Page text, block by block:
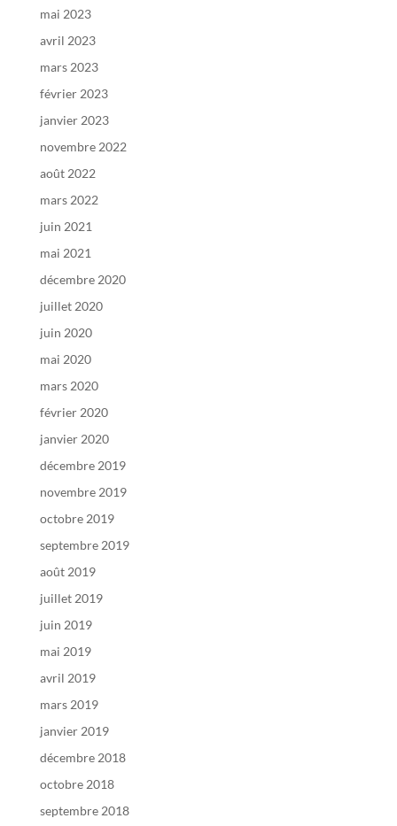
mai 2023
avril 2023
mars 2023
février 2023
janvier 2023
novembre 2022
août 2022
mars 2022
juin 2021
mai 2021
décembre 2020
juillet 2020
juin 2020
mai 2020
mars 2020
février 2020
janvier 2020
décembre 2019
novembre 2019
octobre 2019
septembre 2019
août 2019
juillet 2019
juin 2019
mai 2019
avril 2019
mars 2019
janvier 2019
décembre 2018
octobre 2018
septembre 2018